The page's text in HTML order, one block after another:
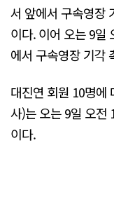
서 앞에서 구속영장
이다. 이어 오는 9일
에서 구속영장 기각
대진연 회원 10명에
사)는 오는 9일 오전
이다.